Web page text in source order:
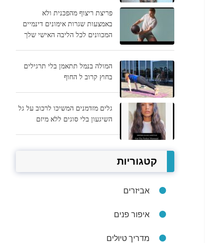
פריצת ריצוף מהפכנית ולא
באמצעות שגרות אימונים דינמיים
המכוונים לכל הליבה האישי שלך
המולה בנמל תתאמן בלי תרגילים
בחוץ קרוב ל החוף
גלים מזדמנים המשיכו לרכוב על גל
השיגעון בלי סוגים ללא מיזם
קטגוריות
אביזרים
איפור פנים
מדריך טיולים